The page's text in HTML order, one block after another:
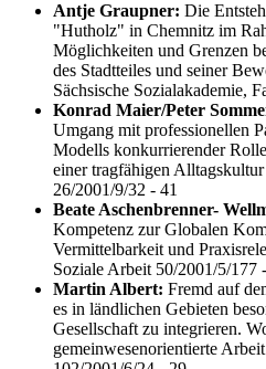
Antje Graupner: Die
"Hutholz" in Chemnitz im
Möglichkeiten und Grenzen
des Stadtteiles und seiner
Sächsische Sozialakademie,
Konrad Maier/Peter
Umgang mit professionellen
Modells konkurrierender
einer tragfähigen
26/2001/9/32 - 41
Beate Aschenbrenner-
Kompetenz zur Globalen
Vermittelbarkeit und
Soziale Arbeit 50/2001/5/177
Martin Albert: Fremd auf
es in ländlichen Gebieten
Gesellschaft zu integrieren.
gemeinwesenorientierte